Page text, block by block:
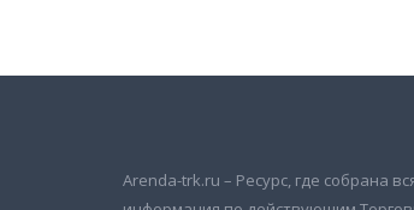
Arenda-trk.ru – Ресурс, где собрана